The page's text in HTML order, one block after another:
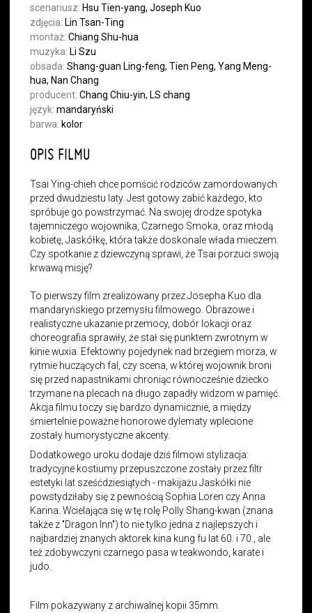
scenariusz: Hsu Tien-yang, Joseph Kuo
zdjęcia: Lin Tsan-Ting
montaż:Chiang Shu-hua
muzyka: Li Szu
obsada:Shang-guan Ling-feng, Tien Peng, Yang Meng-
hua, Nan Chang
producent:Chang Chiu-yin, LS chang
język:mandaryński
barwa: kolor
OPIS FILMU
Tsai Ying-chieh chce pomścić rodziców zamordowanych
przed dwudziestu laty. Jest gotowy zabić każdego, kto
spróbuje go powstrzymać. Na swojej drodze spotyka
tajemniczego wojownika, Czarnego Smoka, oraz młodą
kobietę, Jaskółkę, która także doskonale włada mieczem.
Czy spotkanie z dziewczyną sprawi, że Tsai porzuci swoją
krwawą misję?
To pierwszy film zrealizowany przez Josepha Kuo dla
mandaryńskiego przemysłu filmowego. Obrazowe i
realistyczne ukazanie przemocy, dobór lokacji oraz
choreografia sprawiły, że stał się punktem zwrotnym w
kinie wuxia. Efektowny pojedynek nad brzegiem morza, w
rytmie huczących fal, czy scena, w której wojownik broni
się przed napastnikami chroniąc równocześnie dziecko
trzymane na plecach na długo zapadły widzom w pamięć.
Akcja filmu toczy się bardzo dynamicznie, a między
śmiertelnie poważne honorowe dylematy wplecione
zostały humorystyczne akcenty.
Dodatkowego uroku dodaje dziś filmowi stylizacja:
tradycyjne kostiumy przepuszczone zostały przez filtr
estetyki lat sześćdziesiątych - makijażu Jaskółki nie
powstydziłaby się z pewnością Sophia Loren czy Anna
Karina. Wcielająca się w tę rolę Polly Shang-kwan (znana
także z "Dragon Inn") to nie tylko jedna z najlepszych i
najbardziej znanych aktorek kina kung fu lat 60. i 70., ale
też zdobywczyni czarnego pasa w teakwondo, karate i
judo.
Film pokazywany z archiwalnej kopii 35mm.